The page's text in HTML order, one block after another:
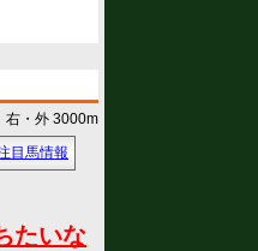
右・外 3000m
目馬情報
たいな